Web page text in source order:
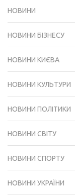
НОВИНИ
НОВИНИ БІЗНЕСУ
НОВИНИ КИЄВА
НОВИНИ КУЛЬТУРИ
НОВИНИ ПОЛІТИКИ
НОВИНИ СВІТУ
НОВИНИ СПОРТУ
НОВИНИ УКРАЇНИ